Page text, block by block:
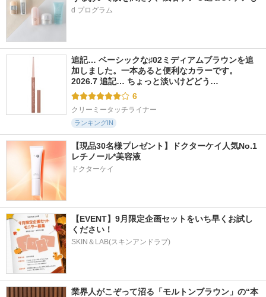
d プログラム
追記… ベーシックな♯02ミディアムブラウンを追
加しました。一本あると便利なカラーです。
2026.7 追記… ちょっと淡いけどどう…
6
クリーミータッチライナー
ランキングIN
【現品30名様プレゼント】ドクターケイ人気No.1
レチノール*美容液
ドクターケイ
【EVENT】9月限定企画セットをいち早くお試し
ください！
SKIN＆LAB(スキンアンドラブ)
業界人がこぞって沼る「モルトンブラウン」の“本